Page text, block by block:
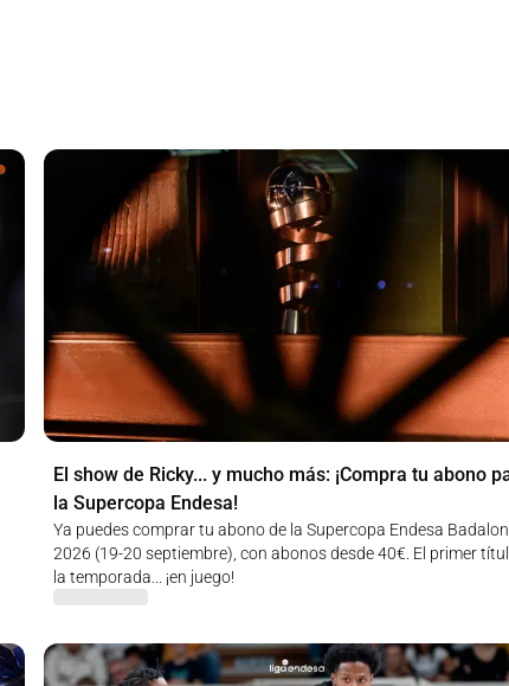
El show de Ricky... y mucho más: ¡Compra tu abono
la Supercopa Endesa!
Ya puedes comprar tu abono de la Supercopa Endesa
2026 (19-20 septiembre), con abonos desde 40€. El primer
la temporada... ¡en juego!